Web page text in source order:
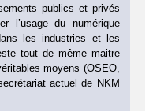
publics et privés
l’usage du numérique
les industries et les
tout de même maitre
moyens (OSEO,
actuel de NKM